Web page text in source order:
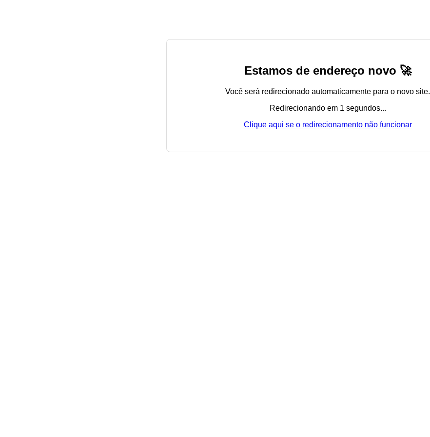
Estamos de endereço novo 🚀
Você será redirecionado automaticamente para o novo site.
Redirecionando em 1 segundos...
Clique aqui se o redirecionamento não funcionar